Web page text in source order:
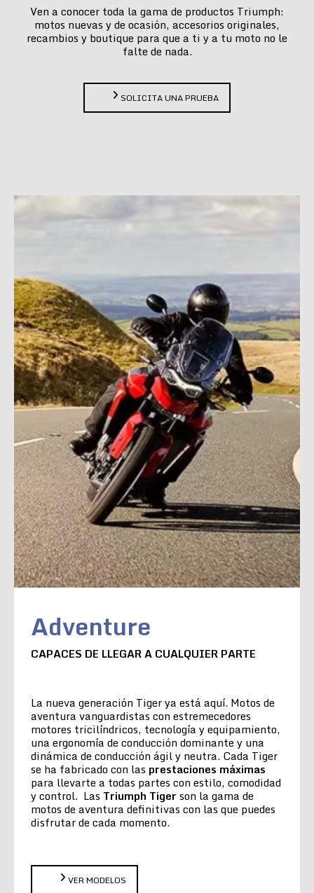
Ven a conocer toda la gama de productos Triumph:
motos nuevas y de ocasión, accesorios originales,
recambios y boutique para que a ti y a tu moto no le
falte de nada.
SOLICITA UNA PRUEBA
Adventure
CAPACES DE LLEGAR A CUALQUIER PARTE
La nueva generación Tiger ya está aquí. Motos de
aventura vanguardistas con estremecedores
motores tricilíndricos, tecnología y equipamiento,
una ergonomía de conducción dominante y una
dinámica de conducción ágil y neutra. Cada Tiger
se ha fabricado con las prestaciones máximas
para llevarte a todas partes con estilo, comodidad
y control. Las Triumph Tiger son la gama de
motos de aventura definitivas con las que puedes
disfrutar de cada momento.
VER MODELOS